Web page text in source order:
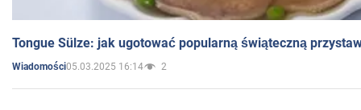
Tongue Sülze: jak ugotować popularną świąteczną
Wiadomości05.03.2025 16:14 2